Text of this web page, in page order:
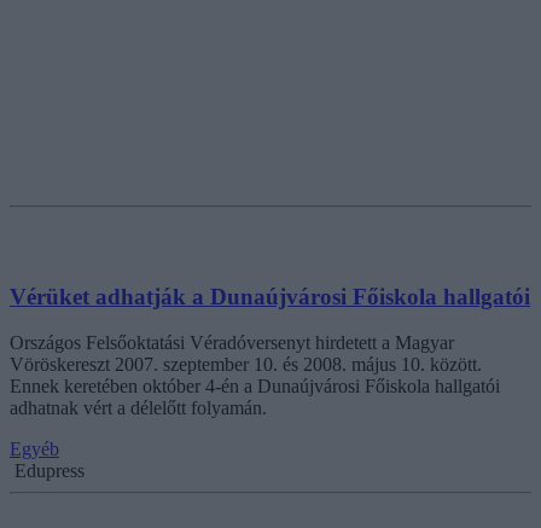
Vérüket adhatják a Dunaújvárosi Főiskola hallgatói
Országos Felsőoktatási Véradóversenyt hirdetett a Magyar
Vöröskereszt 2007. szeptember 10. és 2008. május 10. között.
Ennek keretében október 4-én a Dunaújvárosi Főiskola hallgatói
adhatnak vért a délelőtt folyamán.
Egyéb
Edupress